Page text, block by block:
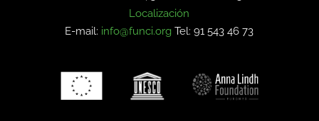
Localización
E-mail: info@funci.org Tel: 91 543 46 73